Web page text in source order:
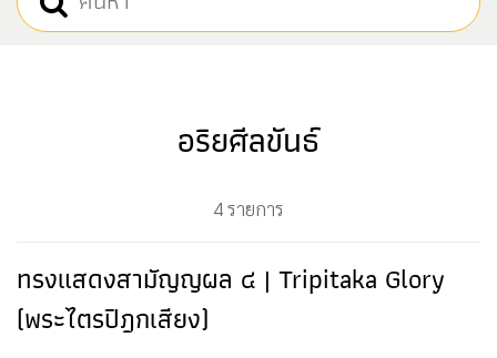
อริยศีลขันธ์
4 รายการ
ทรงแสดงสามัญญผล ๔ | Tripitaka Glory
(พระไตรปิฎกเสียง)